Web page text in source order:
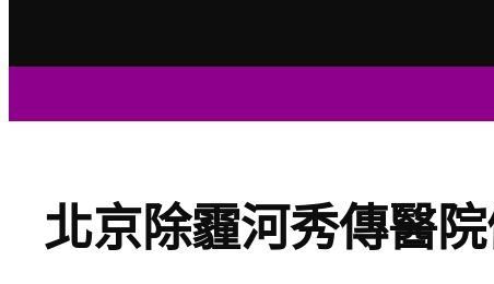
北京除霾河秀傳醫